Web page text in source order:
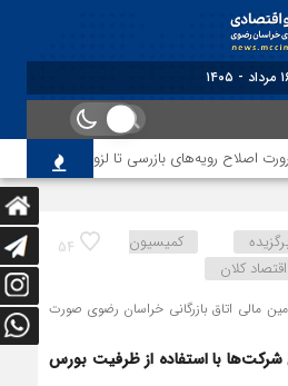
اصلاح رویه‌های بازرسی تا لزوم اصلاح حکمرانی
54
کمیسیون
کلان
مالی اتاق بازرگانی خراسان رضوی صورت
شرکت‌ها با استفاده از ظرفیت بورس